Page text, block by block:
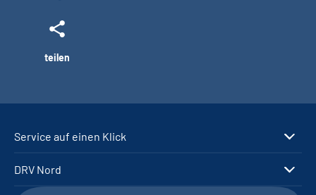
teilen
Service auf einen Klick
DRV Nord